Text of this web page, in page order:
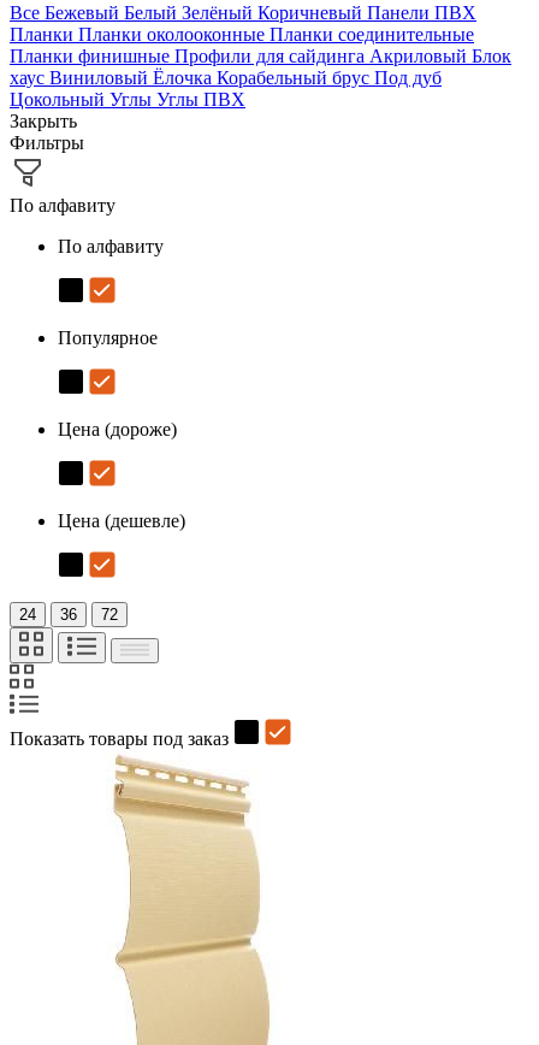
Все Бежевый Белый Зелёный Коричневый Панели ПВХ
Планки Планки околооконные Планки соединительные
Планки финишные Профили для сайдинга Акриловый Блок
хаус Виниловый Ёлочка Корабельный брус Под дуб
Цокольный Углы Углы ПВХ
Закрыть
Фильтры
По алфавиту
По алфавиту
Популярное
Цена (дороже)
Цена (дешевле)
24 36 72
Показать товары под заказ